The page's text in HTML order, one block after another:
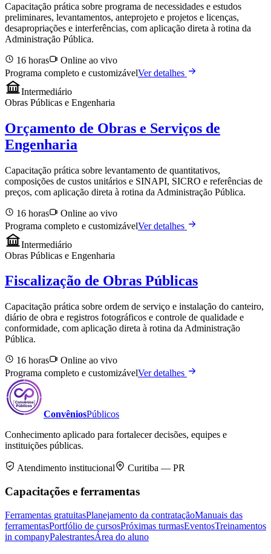
Capacitação prática sobre programa de necessidades e estudos
preliminares, levantamentos, anteprojeto e projetos e licenças,
desapropriações e interferências, com aplicação direta à rotina da
Administração Pública.
16 horas
Online ao vivo
Programa completo e customizávelVer detalhes
Intermediário
Obras Públicas e Engenharia
Orçamento de Obras e Serviços de
Engenharia
Capacitação prática sobre levantamento de quantitativos,
composições de custos unitários e SINAPI, SICRO e referências de
preços, com aplicação direta à rotina da Administração Pública.
16 horas
Online ao vivo
Programa completo e customizávelVer detalhes
Intermediário
Obras Públicas e Engenharia
Fiscalização de Obras Públicas
Capacitação prática sobre ordem de serviço e instalação do canteiro,
diário de obra e registros fotográficos e controle de qualidade e
conformidade, com aplicação direta à rotina da Administração
Pública.
16 horas
Online ao vivo
Programa completo e customizávelVer detalhes
ConvêniosPúblicos
Conhecimento aplicado para fortalecer decisões, equipes e
instituições públicas.
Atendimento institucional Curitiba — PR
Capacitações e ferramentas
Ferramentas gratuitasPlanejamento da contrataçãoManuais das
ferramentasPortfólio de cursosPróximas turmasEventosTreinamentos
in companyPalestrantesÁrea do aluno